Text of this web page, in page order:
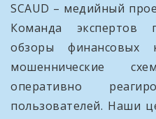
SCAUD – медийный
Команда экспертов
обзоры финансовых
мошеннические
оперативно
пользователей. Наши